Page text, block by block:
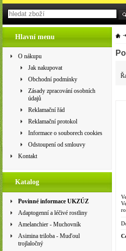
Hlavní menu
O nákupu
Jak nakupovat
Obchodní podmínky
Zásady zpracování osobních
údajů
Reklamační řád
Reklamační protokol
Informace o souborech cookies
Odstoupení od smlouvy
Kontakt
Katalog
Povinné informace UKZÚZ
Adaptogenní a léčivé rostliny
Amelanchier - Muchovník
Asimina triloba - Muďoul
trojlaločný